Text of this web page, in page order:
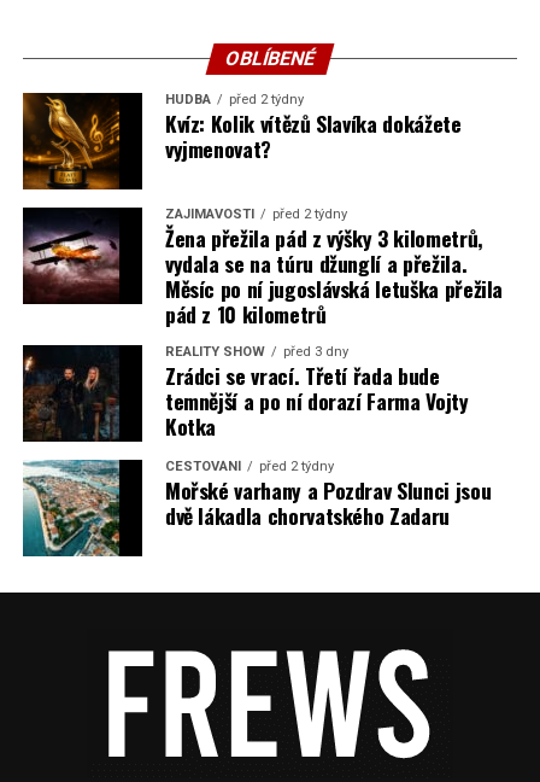
OBLÍBENÉ
HUDBA před 2 týdny
Kvíz: Kolik vítězů Slavíka dokážete
vyjmenovat?
ZAJÍMAVOSTI před 2 týdny
Žena přežila pád z výšky 3 kilometrů,
vydala se na túru džunglí a přežila.
Měsíc po ní jugoslávská letuška přežila
pád z 10 kilometrů
REALITY SHOW před 3 dny
Zrádci se vrací. Třetí řada bude
temnější a po ní dorazí Farma Vojty
Kotka
CESTOVÁNÍ před 2 týdny
Mořské varhany a Pozdrav Slunci jsou
dvě lákadla chorvatského Zadaru